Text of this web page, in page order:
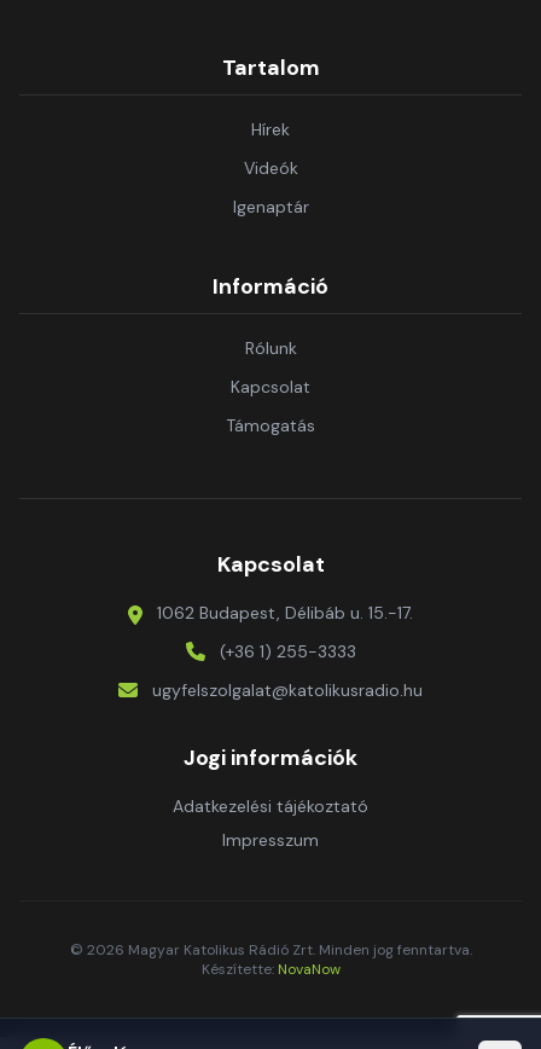
Tartalom
Hírek
Videók
Igenaptár
Információ
Rólunk
Kapcsolat
Támogatás
Kapcsolat
1062 Budapest, Délibáb u. 15.-17.
(+36 1) 255-3333
ugyfelszolgalat@katolikusradio.hu
Jogi információk
Adatkezelési tájékoztató
Impresszum
© 2026 Magyar Katolikus Rádió Zrt. Minden jog fenntartva.
Készítette: NovaNow